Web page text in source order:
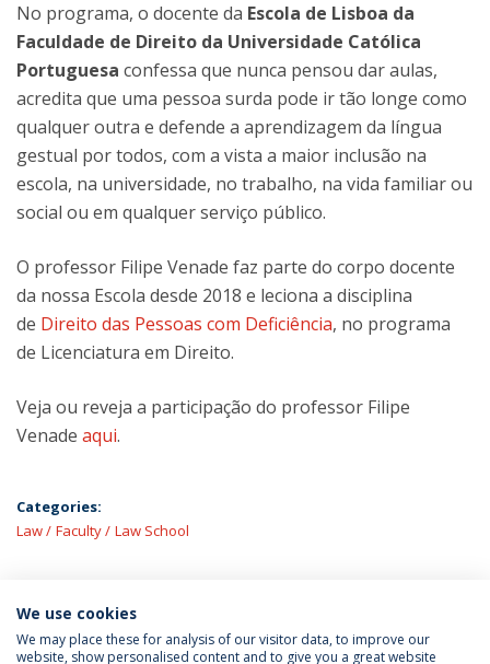
No programa, o docente da Escola de Lisboa da
Faculdade de Direito da Universidade Católica
Portuguesa confessa que nunca pensou dar aulas,
acredita que uma pessoa surda pode ir tão longe como
qualquer outra e defende a aprendizagem da língua
gestual por todos, com a vista a maior inclusão na
escola, na universidade, no trabalho, na vida familiar ou
social ou em qualquer serviço público.
O professor Filipe Venade faz parte do corpo docente
da nossa Escola desde 2018 e leciona a disciplina
de Direito das Pessoas com Deficiência, no programa
de Licenciatura em Direito.
Veja ou reveja a participação do professor Filipe
Venade aqui.
Categories:
Law
Faculty Law School
LATEST NEWS
We use cookies
We may place these for analysis of our visitor data, to improve our
website, show personalised content and to give you a great website